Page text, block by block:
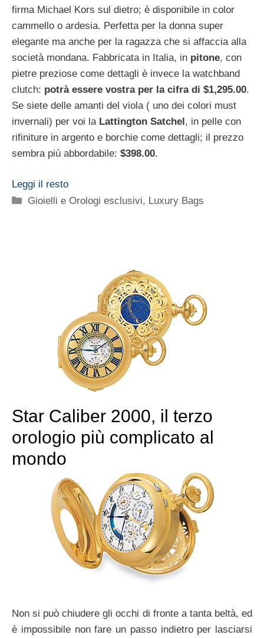
firma Michael Kors sul dietro; è disponibile in color
cammello o ardesia. Perfetta per la donna super
elegante ma anche per la ragazza che si affaccia alla
società mondana. Fabbricata in Italia, in pitone, con
pietre preziose come dettagli è invece la watchband
clutch: potrà essere vostra per la cifra di $1,295.00.
Se siete delle amanti del viola ( uno dei colori must
invernali) per voi la Lattington Satchel, in pelle con
rifiniture in argento e borchie come dettagli; il prezzo
sembra più abbordabile: $398.00.
Leggi il resto
Categorie
Gioielli e Orologi esclusivi, Luxury Bags
Star Caliber 2000, il terzo
orologio più complicato al
mondo
Non si può chiudere gli occhi di fronte a tanta beltà, ed
è impossibile non fare un passo indietro per lasciarsi